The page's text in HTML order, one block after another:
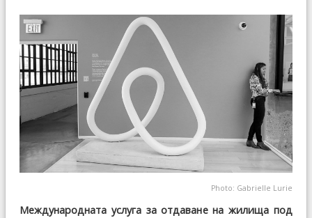
Photo: Gabrielle Lurie
Международната услуга за отдаване на жилища под